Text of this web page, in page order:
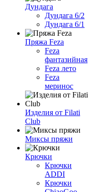
Дундага
Дундага 6/2
Дундага 6/1
Пряжа Feza
Feza
фантазийная
Feza лето
Feza
меринос
Изделия от Filati
Club
Миксы пряжи
Крючки
Крючки
ADDI
Крючки